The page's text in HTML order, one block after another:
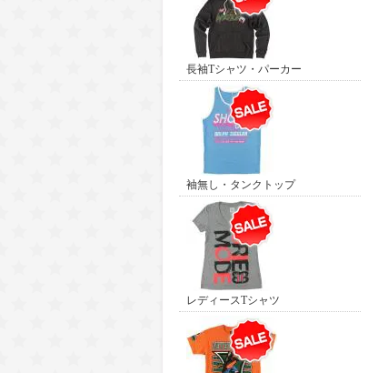
長袖Tシャツ・パーカー
袖無し・タンクトップ
レディースTシャツ